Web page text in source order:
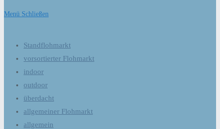
Menü Schließen
Standflohmarkt
vorsortierter Flohmarkt
indoor
outdoor
überdacht
allgemeiner Flohmarkt
allgemein